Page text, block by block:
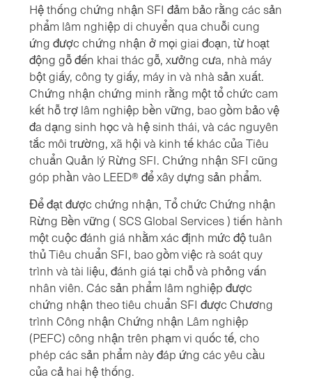
Hệ thống chứng nhận SFI đảm bảo rằng các sản
phẩm lâm nghiệp di chuyển qua chuỗi cung
ứng được chứng nhận ở mọi giai đoạn, từ hoạt
động gỗ đến khai thác gỗ, xưởng cưa, nhà máy
bột giấy, công ty giấy, máy in và nhà sản xuất.
Chứng nhận chứng minh rằng một tổ chức cam
kết hỗ trợ lâm nghiệp bền vững, bao gồm bảo vệ
đa dạng sinh học và hệ sinh thái, và các nguyên
tắc môi trường, xã hội và kinh tế khác của Tiêu
chuẩn Quản lý Rừng SFI. Chứng nhận SFI cũng
góp phần vào LEED® để xây dựng sản phẩm.
Để đạt được chứng nhận, Tổ chức Chứng nhận
Rừng Bền vững ( SCS Global Services ) tiến hành
một cuộc đánh giá nhằm xác định mức độ tuân
thủ Tiêu chuẩn SFI, bao gồm việc rà soát quy
trình và tài liệu, đánh giá tại chỗ và phỏng vấn
nhân viên. Các sản phẩm lâm nghiệp được
chứng nhận theo tiêu chuẩn SFI được Chương
trình Công nhận Chứng nhận Lâm nghiệp
(PEFC) công nhận trên phạm vi quốc tế, cho
phép các sản phẩm này đáp ứng các yêu cầu
của cả hai hệ thống.